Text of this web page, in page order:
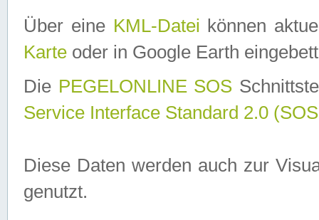
Über eine KML-Datei können
Karte oder in Google Earth
Die PEGELONLINE SOS
Service Interface Standard 2.0
Diese Daten werden auch zur
genutzt.